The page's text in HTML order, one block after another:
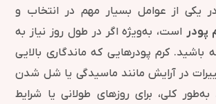
یکی از عوامل بسیار مهم در انتخاب و
پودراست، به‌ویژه اگر در طول روز نیاز به
کرم پودرهایی که ماندگاری بالایی
در آرایش مانند ماسیدگی یا شل شدن
کلی، برای روزهای طولانی یا شرایط